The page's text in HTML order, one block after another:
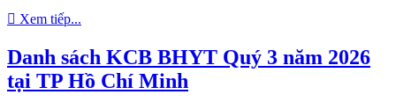
Xem tiếp...
Danh sách KCB BHYT Quý 3 năm 2026
tại TP Hồ Chí Minh